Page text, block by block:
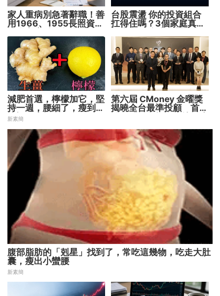
家人重病別急著辭職！善
用1966、1955長照資源
台股震盪 你的投資組合
扛得住嗎？3個家庭真實
減肥首選，檸檬加它，堅
持一週，腰細了，瘦到你
懷疑人生
新素簡
第六屆 CMoney 金曜獎
揭曉全台最準投顧 首度
下一代
腹部脂肪的「剋星」找到了，常吃這幾物，吃走大肚
囊，瘦出小蠻腰
新素簡